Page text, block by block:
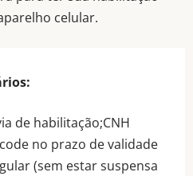
de
celular.
de habilitação;CNH
no prazo de validade
(sem estar suspensa